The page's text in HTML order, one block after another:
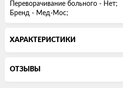
Переворачивание больного - Нет;
Бренд - Мед-Мос;
ХАРАКТЕРИСТИКИ
ОТЗЫВЫ